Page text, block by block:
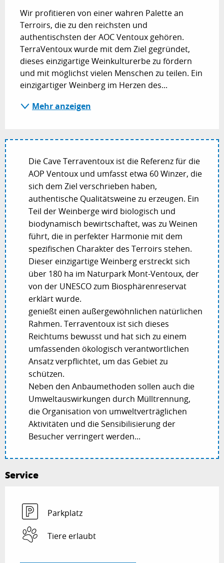
Wir profitieren von einer wahren Palette an
Terroirs, die zu den reichsten und
authentischsten der AOC Ventoux gehören.
TerraVentoux wurde mit dem Ziel gegründet,
dieses einzigartige Weinkulturerbe zu fördern
und mit möglichst vielen Menschen zu teilen. Ein
einzigartiger Weinberg im Herzen des...
Mehr anzeigen
Die Cave Terraventoux ist die Referenz für die
AOP Ventoux und umfasst etwa 60 Winzer, die
sich dem Ziel verschrieben haben,
authentische Qualitätsweine zu erzeugen. Ein
Teil der Weinberge wird biologisch und
biodynamisch bewirtschaftet, was zu Weinen
führt, die in perfekter Harmonie mit dem
spezifischen Charakter des Terroirs stehen.
Dieser einzigartige Weinberg erstreckt sich
über 180 ha im Naturpark Mont-Ventoux, der
von der UNESCO zum Biosphärenreservat
erklärt wurde.
genießt einen außergewöhnlichen natürlichen
Rahmen. Terraventoux ist sich dieses
Reichtums bewusst und hat sich zu einem
umfassenden ökologisch verantwortlichen
Ansatz verpflichtet, um das Gebiet zu
schützen.
Neben den Anbaumethoden sollen auch die
Umweltauswirkungen durch Mülltrennung,
die Organisation von umweltverträglichen
Aktivitäten und die Sensibilisierung der
Besucher verringert werden...
Service
Parkplatz
Tiere erlaubt